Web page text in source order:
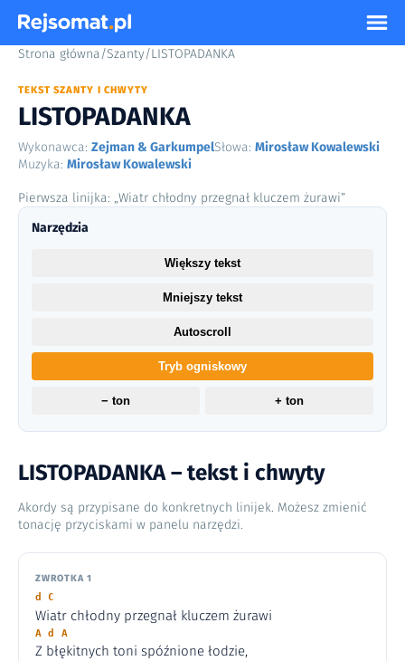
Strona główna/Szanty/LISTOPADANKA
TEKST SZANTY I CHWYTY
LISTOPADANKA
Wykonawca: Zejman & GarkumpelSłowa: Mirosław Kowalewski
Muzyka: Mirosław Kowalewski
Pierwsza linijka: „Wiatr chłodny przegnał kluczem żurawi”
LISTOPADANKA – tekst i chwyty
Akordy są przypisane do konkretnych linijek. Możesz zmienić
tonację przyciskami w panelu narzędzi.
ZWROTKA 1
d C
Wiatr chłodny przegnał kluczem żurawi
A d A
Z błękitnych toni spóźnione łodzie,
Narzędzia
Większy tekst
Mniejszy tekst
Autoscroll
Tryb ogniskowy
− ton + ton